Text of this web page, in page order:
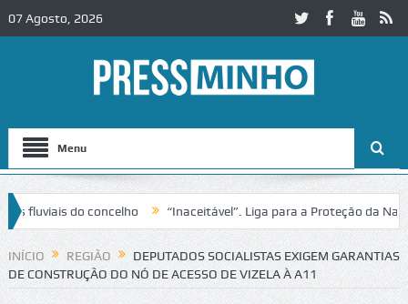
07 Agosto, 2026
Menu
do concelho “Inaceitável”. Liga para a Proteção da Natureza
no IC2 em Alcobaça Igreja do Castelo de Cerveira assegura
INÍCIO REGIÃO
DEPUTADOS SOCIALISTAS EXIGEM GARANTIAS
DE CONSTRUÇÃO DO NÓ DE ACESSO DE VIZELA À A11